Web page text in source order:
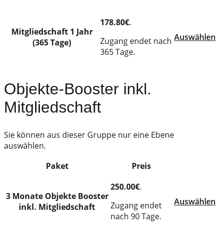
Mitgliedschaft 1 Jahr
(365 Tage)
178.80€.
Zugang endet nach
365 Tage.
Auswählen
Objekte-Booster inkl.
Mitgliedschaft
Sie können aus dieser Gruppe nur eine Ebene
auswählen.
Paket
Preis
3 Monate Objekte Booster
inkl. Mitgliedschaft
250.00€.
Zugang endet
nach 90 Tage.
Auswählen